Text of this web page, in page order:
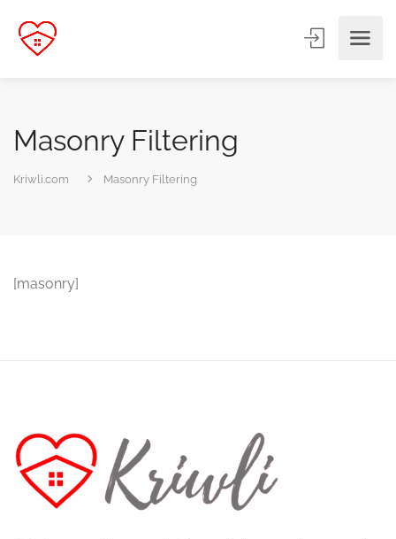
Masonry Filtering
Kriwli.com Masonry Filtering
[masonry]